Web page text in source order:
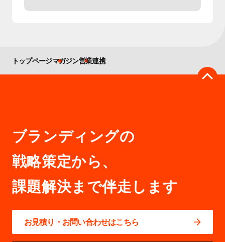
トップページマガジン営業連携
ブランディングの
戦略策定から、
お見積り・お問い合わせはこちら